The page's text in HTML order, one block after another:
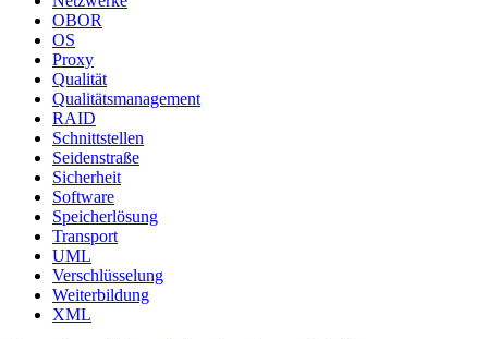
OBOR
OS
Proxy
Qualität
Qualitätsmanagement
RAID
Schnittstellen
Seidenstraße
Sicherheit
Software
Speicherlösung
Transport
UML
Verschlüsselung
Weiterbildung
XML